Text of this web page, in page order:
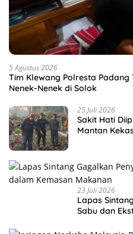
5 Agustus 2026
Tim Klewang Polresta
Nenek-Nenek di Solok
25 Juli 2026
Sakit Hati
Mantan
23 Juli 2026
Lapas
Sabu dan